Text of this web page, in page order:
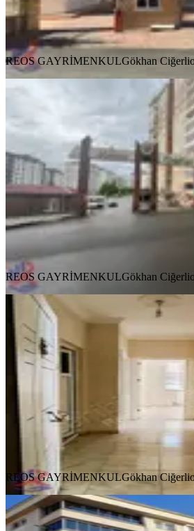
REOS GAYRİMENKULGökhan
REOS GAYRİMENKULGökhan
Reos
Sitesinde 200m²
Onikişubat, Tekerek
4+1·220 m²·5. Kat·
31.500 ₺
REOS GAYRİMENKUL
REOS GAYRİMENKULGökhan
YENİ
Reos Tan 2+1
Onikişubat,
100 m² 5. Kat
REOS GAYRİMENKULGökhan
REOS GAYRİMENKULGökhan
YENİ
Sahibinden